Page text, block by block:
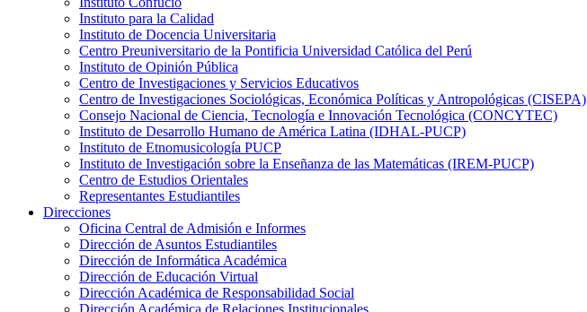
Instituto para la Calidad
Instituto de Docencia Universitaria
Centro Preuniversitario de la Pontificia Universidad Católica del Perú
Instituto de Opinión Pública
Centro de Investigaciones y Servicios Educativos
Centro de Investigaciones Sociológicas, Económica Políticas y Antropológicas (CISEPA)
Consejo Nacional de Ciencia, Tecnología e Innovación Tecnológica (CONCYTEC)
Instituto de Desarrollo Humano de América Latina (IDHAL-PUCP)
Instituto de Etnomusicología PUCP
Instituto de Investigación sobre la Enseñanza de las Matemáticas (IREM-PUCP)
Centro de Estudios Orientales
Representantes Estudiantiles
Direcciones
Oficina Central de Admisión e Informes
Dirección de Asuntos Estudiantiles
Dirección de Informática Académica
Dirección de Educación Virtual
Dirección Académica de Responsabilidad Social
Dirección Académica de Relaciones Institucionales